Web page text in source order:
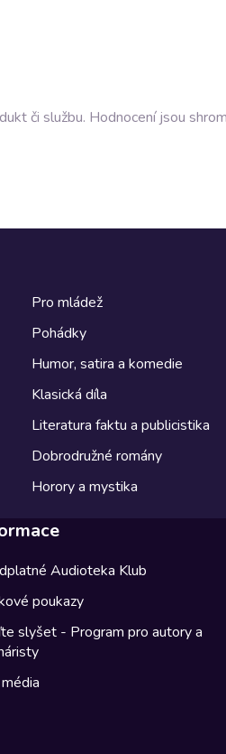
či službu. Hodnocení jsou
Pro mládež
Pohádky
Humor, satira a komedie
Klasická díla
Literatura faktu a publicistika
Dobrodružné romány
Horory a mystika
Audioteka Klub
poukazy
slyšet - Program pro autory a